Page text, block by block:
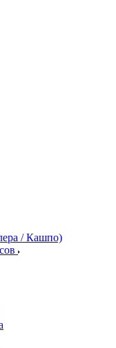
/ Кашпо)